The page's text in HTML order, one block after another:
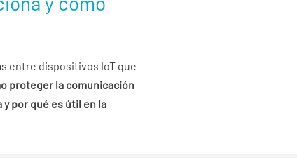
entre dispositivos IoT que
proteger la comunicación
y por qué es útil en la